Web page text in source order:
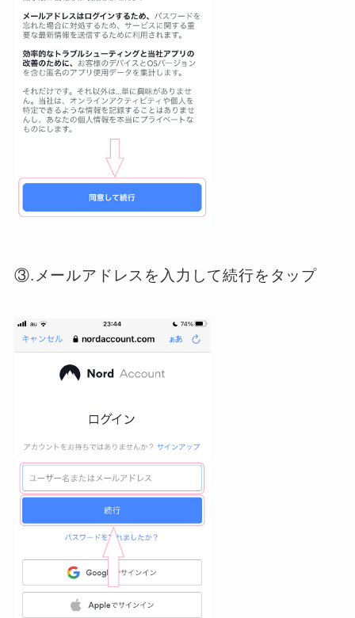
③.メールアドレスを入力して続行をタップ